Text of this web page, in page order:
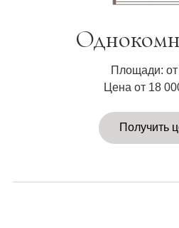
Площади: от
Цена от 18
Получить